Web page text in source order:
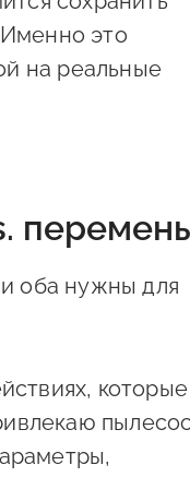
это
на реальные
оба нужны для
которые